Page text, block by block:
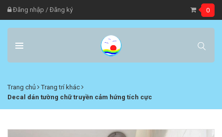
Đăng nhập / Đăng ký 0
Trang chủ
Trang trí khác
Decal dán tường chữ truyền cảm hứng tích cực